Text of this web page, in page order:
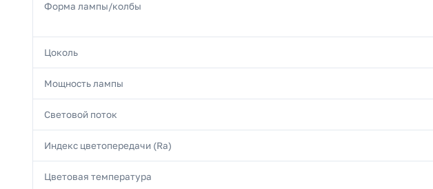
Форма лампы/колбы
Цоколь
Мощность лампы
Световой поток
Индекс цветопередачи (Ra)
Цветовая температура